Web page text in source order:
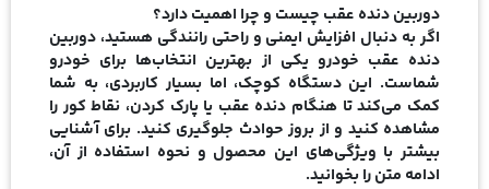
دوربین دنده عقب چیست و چرا اهمیت دارد؟
اگر به دنبال افزایش ایمنی و راحتی رانندگی هستید، دوربین
دنده عقب خودرو یکی از بهترین انتخاب‌ها برای خودرو
شماست. این دستگاه کوچک، اما بسیار کاربردی، به شما
کمک می‌کند تا هنگام دنده عقب یا پارک کردن، نقاط کور را
مشاهده کنید و از بروز حوادث جلوگیری کنید. برای آشنایی
بیشتر با ویژگی‌های این محصول و نحوه استفاده از آن،
ادامه متن را بخوانید.